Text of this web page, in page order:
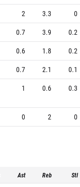
2 3.3
0
0.7 3.9
0.2
0.6 1.8
0.2
0.7 2.1
0.1
1 0.6 0.3
0 2 0
Ast Reb Stl